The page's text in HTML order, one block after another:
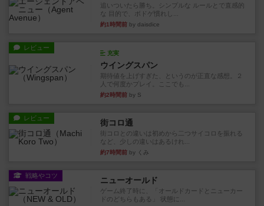
追いついたら勝ち。シンプルな ルールとで直感的
な 目的で、ボドゲ慣れし...
約1時間前 by daisdice
レビュー
充実
ウイングスパン
期待値を上げすぎた、というのが正直な感想。２
人で何度かプレイ。ここでも...
約2時間前 by S
レビュー 街コロ通
街コロとの違いは初めから二つサイコロを振れる
など、少しの違いはあるけれ...
約7時間前 by くみ
戦略やコツ ニューオールド
ゲーム終了時に、「オールドカードとニューカー
ドのどちらもある」 状態に...